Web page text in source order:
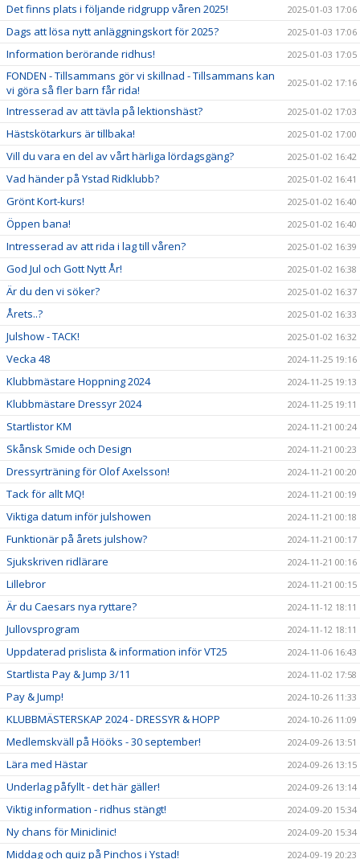
Det finns plats i följande ridgrupp våren 2025! 2025-01-03 17:06
Dags att lösa nytt anläggningskort för 2025? 2025-01-03 17:06
Information berörande ridhus! 2025-01-03 17:05
FONDEN - Tillsammans gör vi skillnad - Tillsammans kan
vi göra så fler barn får rida!
2025-01-02 17:16
Intresserad av att tävla på lektionshäst? 2025-01-02 17:03
Hästskötarkurs är tillbaka! 2025-01-02 17:00
Vill du vara en del av vårt härliga lördagsgäng? 2025-01-02 16:42
Vad händer på Ystad Ridklubb? 2025-01-02 16:41
Grönt Kort-kurs! 2025-01-02 16:40
Öppen bana! 2025-01-02 16:40
Intresserad av att rida i lag till våren? 2025-01-02 16:39
God Jul och Gott Nytt År! 2025-01-02 16:38
Är du den vi söker? 2025-01-02 16:37
Årets..? 2025-01-02 16:33
Julshow - TACK! 2025-01-02 16:32
Vecka 48 2024-11-25 19:16
Klubbmästare Hoppning 2024 2024-11-25 19:13
Klubbmästare Dressyr 2024 2024-11-25 19:11
Startlistor KM 2024-11-21 00:24
Skånsk Smide och Design 2024-11-21 00:23
Dressyrträning för Olof Axelsson! 2024-11-21 00:20
Tack för allt MQ! 2024-11-21 00:19
Viktiga datum inför julshowen 2024-11-21 00:18
Funktionär på årets julshow? 2024-11-21 00:17
Sjukskriven ridlärare 2024-11-21 00:16
Lillebror 2024-11-21 00:15
Är du Caesars nya ryttare? 2024-11-12 18:11
Jullovsprogram 2024-11-12 18:11
Uppdaterad prislista & information inför VT25 2024-11-06 16:43
Startlista Pay & Jump 3/11 2024-11-02 17:58
Pay & Jump! 2024-10-26 11:33
KLUBBMÄSTERSKAP 2024 - DRESSYR & HOPP 2024-10-26 11:09
Medlemskväll på Hööks - 30 september! 2024-09-26 13:51
Lära med Hästar 2024-09-26 13:15
Underlag påfyllt - det här gäller! 2024-09-26 13:14
Viktig information - ridhus stängt! 2024-09-20 15:34
Ny chans för Miniclinic! 2024-09-20 15:34
Middag och quiz på Pinchos i Ystad! 2024-09-19 20:23